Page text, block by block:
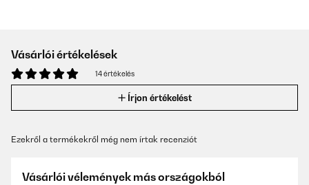
Vásárlói értékelések
14 értékelés
Írjon értékelést
Ezekről a termékekről még nem írtak recenziót
Vásárlói vélemények más országokból